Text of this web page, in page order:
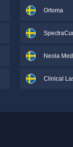
Ortoma
Neola
Clinical